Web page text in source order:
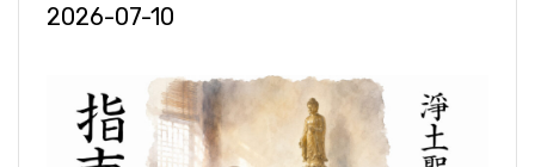
2026-07-10